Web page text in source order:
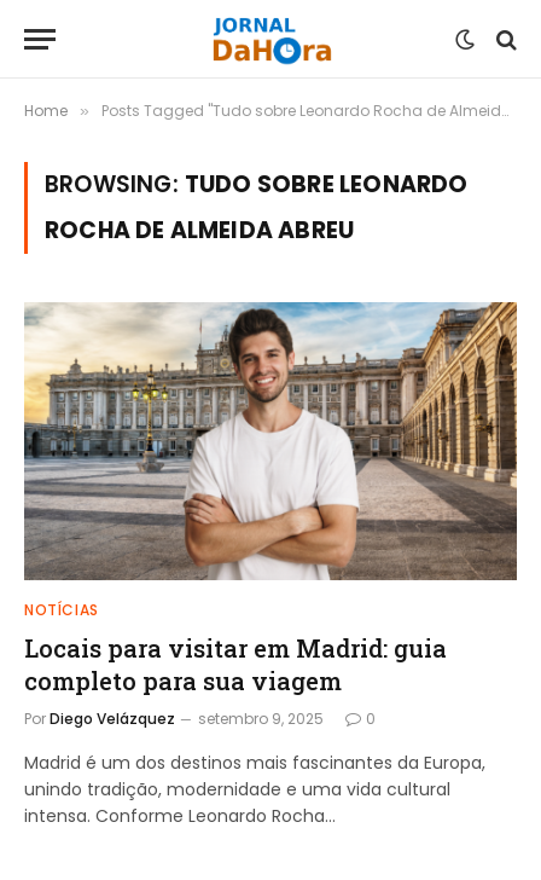
Home » Posts Tagged "Tudo sobre Leonardo Rocha de Almeida Abreu"
BROWSING: TUDO SOBRE LEONARDO
ROCHA DE ALMEIDA ABREU
NOTÍCIAS
Locais para visitar em Madrid: guia
completo para sua viagem
PorDiego Velázquez setembro 9, 2025 0
Madrid é um dos destinos mais fascinantes da Europa,
unindo tradição, modernidade e uma vida cultural
intensa. Conforme Leonardo Rocha…